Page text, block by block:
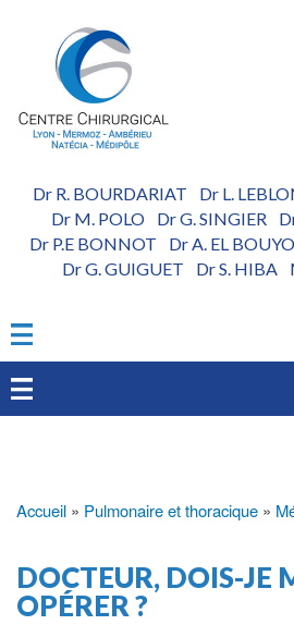
Dr R. BOURDARIAT Dr L.
Dr M. POLO- Dr G. SINGIER-
Dr P.E BONNOT
Dr A. EL
Dr G. GUIGUET
Dr S. HIBA-
d'Ariane
Accueil Pulmonaire et thoracique
DOCTEUR, DOIS-JE
OPÉRER ?